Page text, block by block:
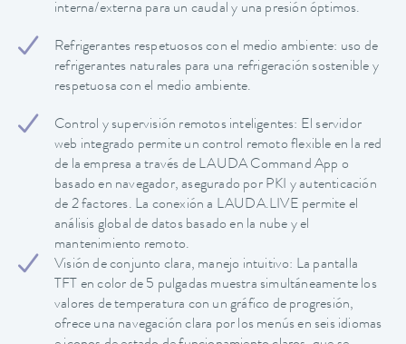
interna/externa para un caudal y una presión óptimos.
Refrigerantes respetuosos con el medio ambiente: uso de
refrigerantes naturales para una refrigeración sostenible y
respetuosa con el medio ambiente.
Control y supervisión remotos inteligentes: El servidor
web integrado permite un control remoto flexible en la red
de la empresa a través de LAUDA Command App o
basado en navegador, asegurado por PKI y autenticación
de 2 factores. La conexión a LAUDA.LIVE permite el
análisis global de datos basado en la nube y el
mantenimiento remoto.
Visión de conjunto clara, manejo intuitivo: La pantalla
TFT en color de 5 pulgadas muestra simultáneamente los
valores de temperatura con un gráfico de progresión,
ofrece una navegación clara por los menús en seis idiomas